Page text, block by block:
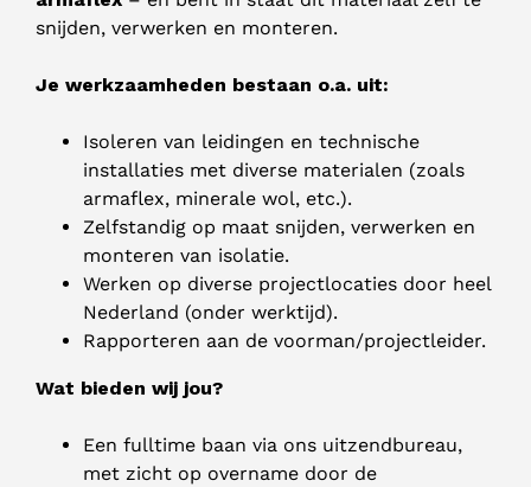
snijden, verwerken en monteren.
Je werkzaamheden bestaan o.a. uit:
Isoleren van leidingen en technische
installaties met diverse materialen (zoals
armaflex, minerale wol, etc.).
Zelfstandig op maat snijden, verwerken en
monteren van isolatie.
Werken op diverse projectlocaties door heel
Nederland (onder werktijd).
Rapporteren aan de voorman/projectleider.
Wat bieden wij jou?
Een fulltime baan via ons uitzendbureau,
met zicht op overname door de